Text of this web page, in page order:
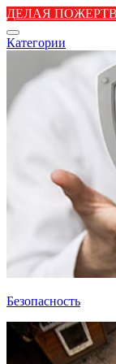
ДЕЛАЯ
Категории
Безопасность